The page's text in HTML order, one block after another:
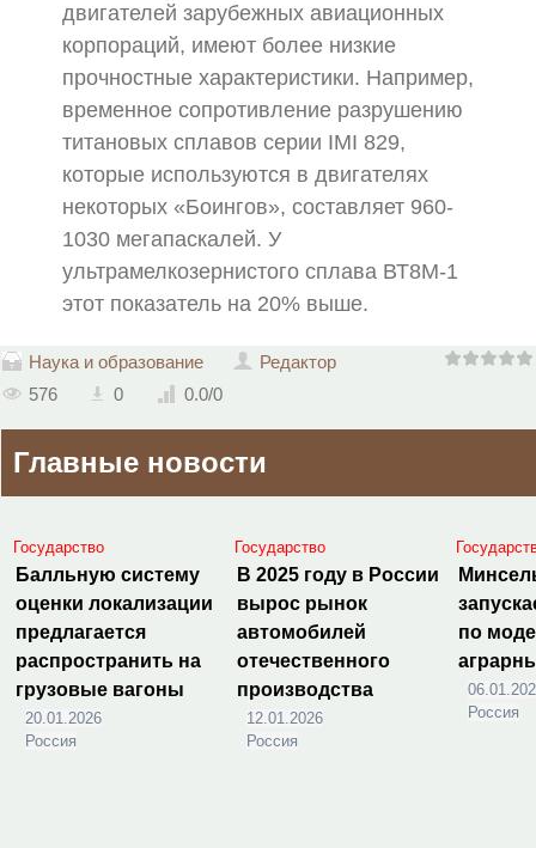
двигателей зарубежных авиационных
корпораций, имеют более низкие
прочностные характеристики. Например,
временное сопротивление разрушению
титановых сплавов серии IMI 829,
которые используются в двигателях
некоторых «Боингов», составляет 960-
1030 мегапаскалей. У
ультрамелкозернистого сплава ВТ8М-1
этот показатель на 20% выше.
Наука и образование
Редактор
576
0 0.0/0
Главные новости
Государство
Балльную систему
оценки локализации
предлагается
распространить на
грузовые вагоны
20.01.2026
Россия
Государство
В 2025 году в России
вырос рынок
автомобилей
отечественного
производства
12.01.2026
Россия
по
Россия